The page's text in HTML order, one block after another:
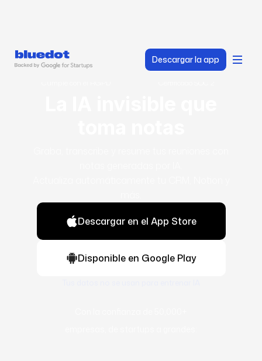
Descargar la app
Descargar en el App Store
Disponible en Google Play